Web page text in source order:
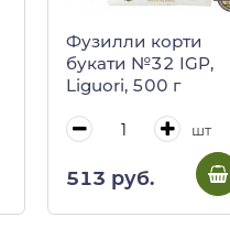
Фузилли корти
букати №32 IGP,
Liguori, 500 г
шт
513 руб.